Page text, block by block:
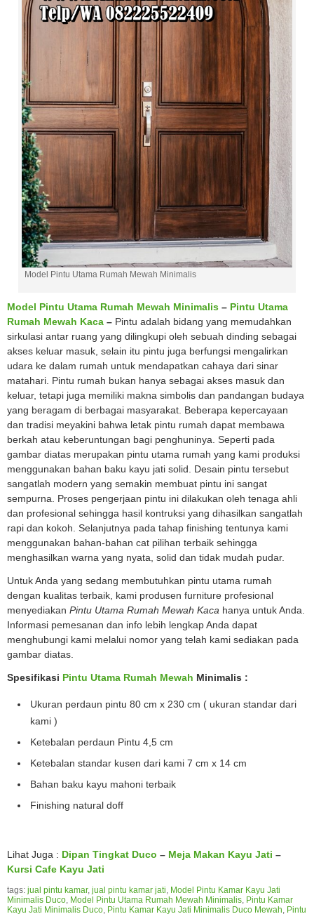
Model Pintu Utama Rumah Mewah Minimalis
Model Pintu Utama Rumah Mewah Minimalis – Pintu Utama
Rumah Mewah Kaca – Pintu adalah bidang yang memudahkan
sirkulasi antar ruang yang dilingkupi oleh sebuah dinding sebagai
akses keluar masuk, selain itu pintu juga berfungsi mengalirkan
udara ke dalam rumah untuk mendapatkan cahaya dari sinar
matahari. Pintu rumah bukan hanya sebagai akses masuk dan
keluar, tetapi juga memiliki makna simbolis dan pandangan budaya
yang beragam di berbagai masyarakat. Beberapa kepercayaan
dan tradisi meyakini bahwa letak pintu rumah dapat membawa
berkah atau keberuntungan bagi penghuninya. Seperti pada
gambar diatas merupakan pintu utama rumah yang kami produksi
menggunakan bahan baku kayu jati solid. Desain pintu tersebut
sangatlah modern yang semakin membuat pintu ini sangat
sempurna. Proses pengerjaan pintu ini dilakukan oleh tenaga ahli
dan profesional sehingga hasil kontruksi yang dihasilkan sangatlah
rapi dan kokoh. Selanjutnya pada tahap finishing tentunya kami
menggunakan bahan-bahan cat pilihan terbaik sehingga
menghasilkan warna yang nyata, solid dan tidak mudah pudar.
Untuk Anda yang sedang membutuhkan pintu utama rumah
dengan kualitas terbaik, kami produsen furniture profesional
menyediakan Pintu Utama Rumah Mewah Kaca hanya untuk Anda.
Informasi pemesanan dan info lebih lengkap Anda dapat
menghubungi kami melalui nomor yang telah kami sediakan pada
gambar diatas.
Spesifikasi Pintu Utama Rumah Mewah Minimalis :
Ukuran perdaun pintu 80 cm x 230 cm ( ukuran standar dari
kami )
Ketebalan perdaun Pintu 4,5 cm
Ketebalan standar kusen dari kami 7 cm x 14 cm
Bahan baku kayu mahoni terbaik
Finishing natural doff
Lihat Juga : Dipan Tingkat Duco – Meja Makan Kayu Jati –
Kursi Cafe Kayu Jati
tags: jual pintu kamar, jual pintu kamar jati, Model Pintu Kamar Kayu Jati
Minimalis Duco, Model Pintu Utama Rumah Mewah Minimalis, Pintu Kamar
Kayu Jati Minimalis Duco, Pintu Kamar Kayu Jati Minimalis Duco Mewah, Pintu